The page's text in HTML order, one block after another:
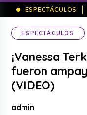
ESPECTÁCULOS
ESPECTÁCULOS
¡Vanessa
fueron
(VIDEO)
admin